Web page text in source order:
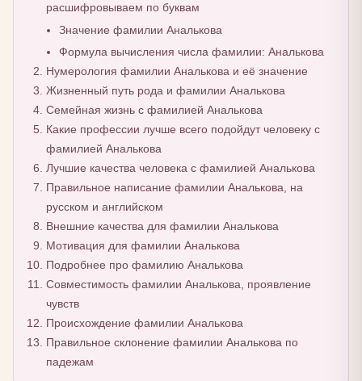
расшифровываем по буквам
Значение фамилии Аналькова
Формула вычисления числа фамилии: Аналькова
Нумерология фамилии Аналькова и её значение
Жизненный путь рода и фамилии Аналькова
Семейная жизнь с фамилией Аналькова
Какие профессии лучше всего подойдут человеку с
фамилией Аналькова
Лучшие качества человека с фамилией Аналькова
Правильное написание фамилии Аналькова, на
русском и английском
Внешние качества для фамилии Аналькова
Мотивация для фамилии Аналькова
Подробнее про фамилию Аналькова
Совместимость фамилии Аналькова, проявление
чувств
Происхождение фамилии Аналькова
Правильное склонение фамилии Аналькова по
падежам